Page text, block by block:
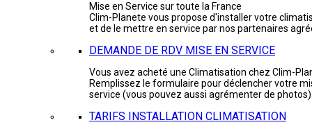
Mise en Service sur toute la France
Clim-Planete vous propose d'installer votre
et de le mettre en service par nos partenaires
DEMANDE DE RDV MISE EN SERVICE
Vous avez acheté une Climatisation chez Clim-
Remplissez le formulaire pour déclencher votre
service (vous pouvez aussi agrémenter de photos)
TARIFS INSTALLATION CLIMATISATION